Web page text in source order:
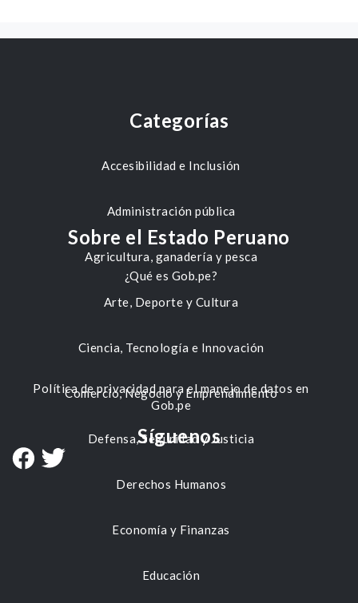
Categorías
Accesibilidad e Inclusión
Administración pública
Agricultura, ganadería y pesca
Arte, Deporte y Cultura
Ciencia, Tecnología e Innovación
Comercio, Negocio y Emprendimiento
Defensa, Seguridad y Justicia
Derechos Humanos
Economía y Finanzas
Educación
Sobre el Estado Peruano
¿Qué es Gob.pe?
Política de privacidad para el manejo de datos en
Gob.pe
Síguenos